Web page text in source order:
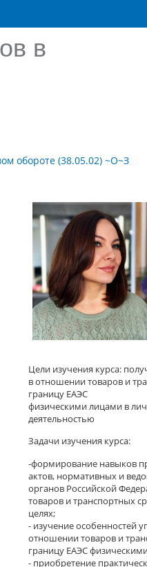
в
обороте (38.05.02) ~О~З
Цели изучения курса:
в отношении товаров и
границу ЕАЭС
физическими лицами в
деятельностью
Задачи изучения курса:
-формирование навыков
актов, нормативных и
органов Российской
товаров и транспортных
целях;
- изучение особенностей
отношении товаров и
границу ЕАЭС
- приобретение